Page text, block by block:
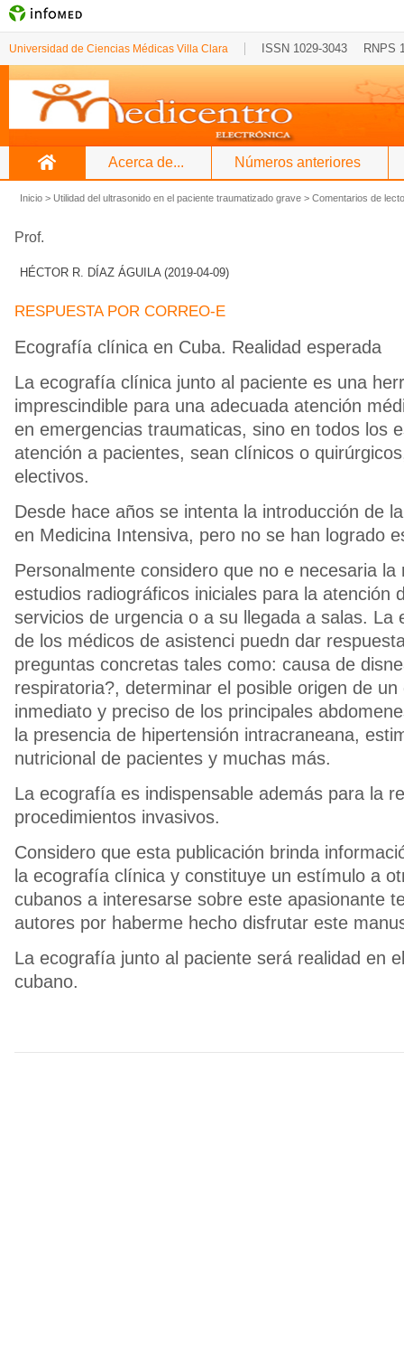
Universidad de Ciencias Médicas Villa Clara ISSN 1029-3043 RNPS
Acerca de... Números anteriores
Inicio > Utilidad del ultrasonido en el paciente traumatizado grave > Comentarios de
Prof.
HÉCTOR R. DÍAZ ÁGUILA (2019-04-09)
RESPUESTA POR CORREO-E
Ecografía clínica en Cuba. Realidad esperada
La ecografía clínica junto al paciente es una
imprescindible para una adecuada atención
en emergencias traumaticas, sino en todos los
atención a pacientes, sean clínicos o
electivos.
Desde hace años se intenta la introducción de
en Medicina Intensiva, pero no se han logrado
Personalmente considero que no e necesaria la
estudios radiográficos iniciales para la atención
servicios de urgencia o a su llegada a salas. La
de los médicos de asistenci puedn dar
preguntas concretas tales como: causa de
respiratoria?, determinar el posible origen de un
inmediato y preciso de los principales
la presencia de hipertensión intracraneana,
nutricional de pacientes y muchas más.
La ecografía es indispensable además para la
procedimientos invasivos.
Considero que esta publicación brinda
la ecografía clínica y constituye un estímulo a
cubanos a interesarse sobre este apasionante
autores por haberme hecho disfrutar este
La ecografía junto al paciente será realidad en
cubano.